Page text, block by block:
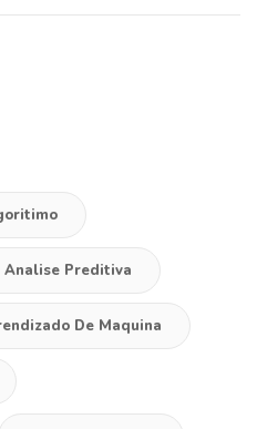
Analise Preditiva
De Maquina